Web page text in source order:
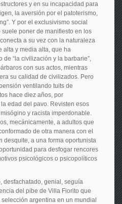
y en su incapacidad para
la aversión por el patoterismo,
Y por el exclusivismo social
poner de manifiesto en los
a su vez con la naturaleza
alta y media alta, que ha
“la civilización y la barbarie”,
con sus actos, mientras
su calidad de civilizados. Pero
ventilando tuits de
hace diez años, por
edad del pavo. Revisten esos
y racista imperdonable.
mecánicamente, a adultos que
de otra manera con el
desquite, a una forma oportunista
para desfogar rencores
psicológicos o psicopolíticos
desfachatado, genial, seguía
del pibe de Villa Fiorito que
argentina en un mundial